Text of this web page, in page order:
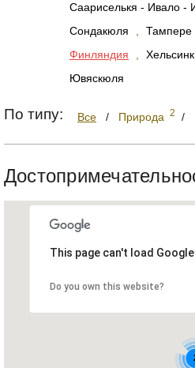
Саариселькя - Ивало -
Сондакюля
Тампере
Финляндия
Ювяскюля
По типу: Все / Природа 2 /
This page can't load
Do you own this website?